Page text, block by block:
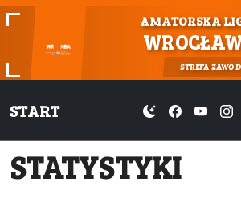
AMATORSKA
STREFA
START
STATYSTYKI